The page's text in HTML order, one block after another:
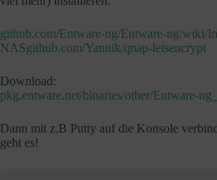
github.com/Entware-ng/Entware-ng/wiki/
NASgithub.com/Yannik/qnap-letsencrypt
Download:
pkg.entware.net/binaries/other/Entware-
Dann mit z.B Putty auf die Konsole
geht es!